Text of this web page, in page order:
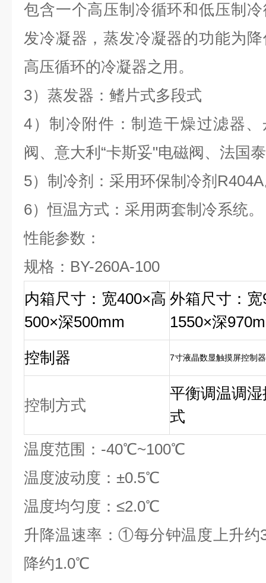
包含一个高压制冷循环和低压制
发冷凝器，蒸发冷凝器的功能为
高压循环的冷凝器之用。
3）蒸发器：鳍片式多段式
4）制冷附件：制造干燥过滤器
阀、意大利“卡斯妥"电磁阀、法国
5）制冷剂：采用环保制冷剂
6）恒温方式：采用两套制冷系统。
性能参数：
规格：BY-260A-100
内箱尺寸：宽400×高
500×深500mm
外箱尺寸：
1550×深
控制器
7寸液晶数显触摸屏控制器
控制方式
平衡调温调
式
温度范围：-40℃~100℃
温度波动度：±0.5℃
温度均匀度：≤2.0℃
升降温速率：①每分钟温度上升
降约1.0℃